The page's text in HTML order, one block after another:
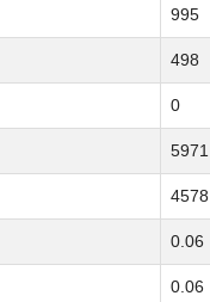
995
498
0
5971
4578
0.06
0.06